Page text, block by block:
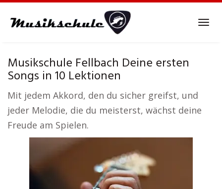
Musikschule Fellbach Deine ersten
Songs in 10 Lektionen
Mit jedem Akkord, den du sicher greifst, und
jeder Melodie, die du meisterst, wächst deine
Freude am Spielen.